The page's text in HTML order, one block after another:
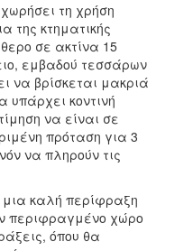
τη χρήση
της κτηματικής
σε ακτίνα 15
εμβαδού τεσσάρων
να βρίσκεται μακριά
υπάρχει κοντινή
να είναι σε
πρόταση για 3
να πληρούν τις
μια καλή περίφραξη
περιφραγμένο χώρο
όπου θα